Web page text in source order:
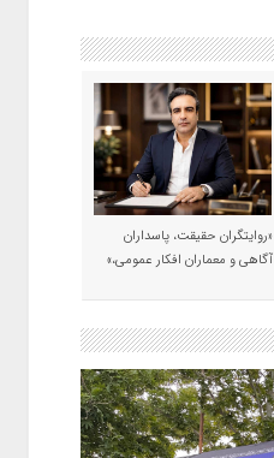
«روایتگران حقیقت، پاسداران
آگاهی و معماران افکار عمومی،»